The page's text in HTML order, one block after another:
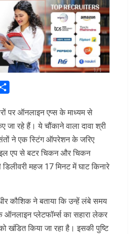
पर ऑनलाइन एप्स के माध्यम से
जा रहे हैं। ये चौंकाने वाला दावा श्री
ने एक स्टिंग ऑपरेशन के जरिए
एप से बटर चिकन और चिकन
डिलीवरी महज 17 मिनट में घाट किनारे
कौशिक ने बताया कि उन्हें लंबे समय
ऑनलाइन प्लेटफॉर्म्स का सहारा लेकर
को खंडित किया जा रहा है। इसकी पुष्टि